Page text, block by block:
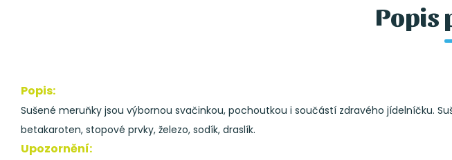
Popis
Popis:
Sušené meruňky jsou výbornou svačinkou, pochoutkou i součástí zdravého jídelníčku.
betakaroten, stopové prvky, železo, sodík, draslík.
Upozornění: